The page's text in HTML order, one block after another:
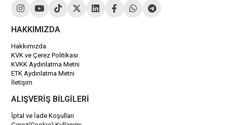
HAKKIMIZDA
Hakkımızda
KVK ve Çerez Politikası
KVKK Aydınlatma Metni
ETK Aydınlatma Metni
İletişim
ALIŞVERİŞ BİLGİLERİ
İptal ve İade Koşulları